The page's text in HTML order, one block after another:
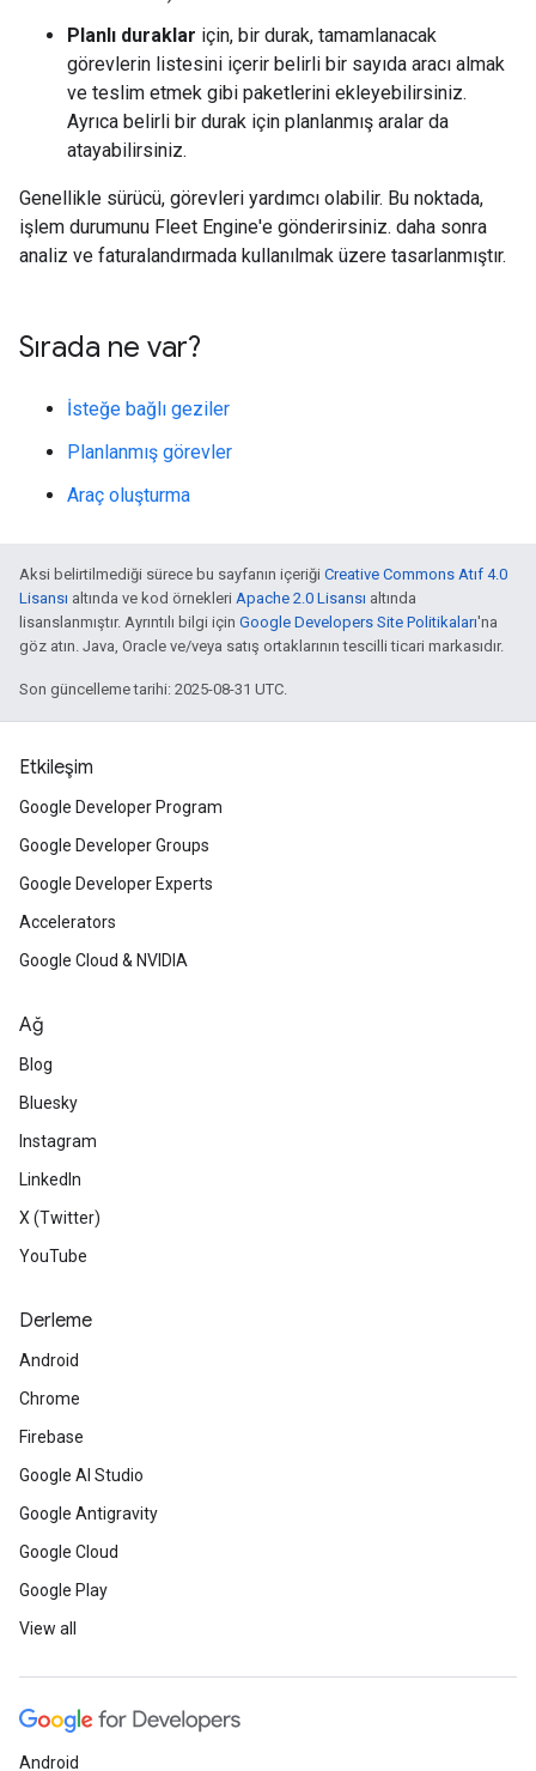
Planlı duraklar için, bir durak, tamamlanacak
görevlerin listesini içerir belirli bir sayıda aracı almak
ve teslim etmek gibi paketlerini ekleyebilirsiniz.
Ayrıca belirli bir durak için planlanmış aralar da
atayabilirsiniz.
Genellikle sürücü, görevleri yardımcı olabilir. Bu noktada,
işlem durumunu Fleet Engine'e gönderirsiniz. daha sonra
analiz ve faturalandırmada kullanılmak üzere tasarlanmıştır.
Sırada ne var?
İsteğe bağlı geziler
Planlanmış görevler
Araç oluşturma
Aksi belirtilmediği sürece bu sayfanın içeriği Creative Commons Atıf 4.0
Lisansı altında ve kod örnekleri Apache 2.0 Lisansı altında
lisanslanmıştır. Ayrıntılı bilgi için Google Developers Site Politikaları'na
göz atın. Java, Oracle ve/veya satış ortaklarının tescilli ticari markasıdır.
Son güncelleme tarihi: 2025-08-31 UTC.
Etkileşim
Google Developer Program
Google Developer Groups
Google Developer Experts
Accelerators
Google Cloud & NVIDIA
Ağ
Blog
Bluesky
Instagram
LinkedIn
X (Twitter)
YouTube
Derleme
Android
Chrome
Firebase
Google AI Studio
Google Antigravity
Google Cloud
Google Play
View all
Android